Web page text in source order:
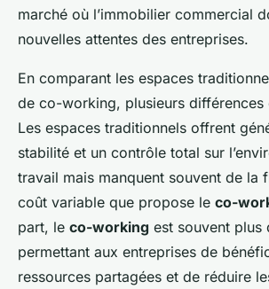
marché où l’immobilier commercial
nouvelles attentes des entreprises.
En comparant les espaces
de co-working, plusieurs différences
Les espaces traditionnels offrent
stabilité et un contrôle total sur
travail mais manquent souvent de la
coût variable que propose le co-
part, le co-working est souvent plus
permettant aux entreprises de
ressources partagées et de réduire